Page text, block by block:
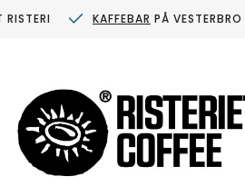
RISTERI KAFFEBAR PÅ VESTERBRO